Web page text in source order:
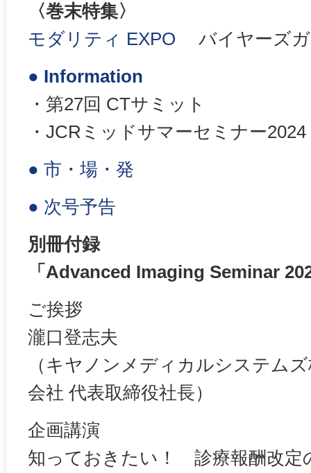
〈巻末特集〉
モダリティ EXPO バイヤーズガ
● Information
・第27回 CTサミット
・JCRミッドサマーセミナー2024
● 市・場・発
● 次号予告
別冊付録
「Advanced Imaging Seminar
ご挨拶
瀧口登志夫
（キヤノンメディカルシステム
会社 代表取締役社長）
企画講演
知っておきたい！ 診療報酬改定